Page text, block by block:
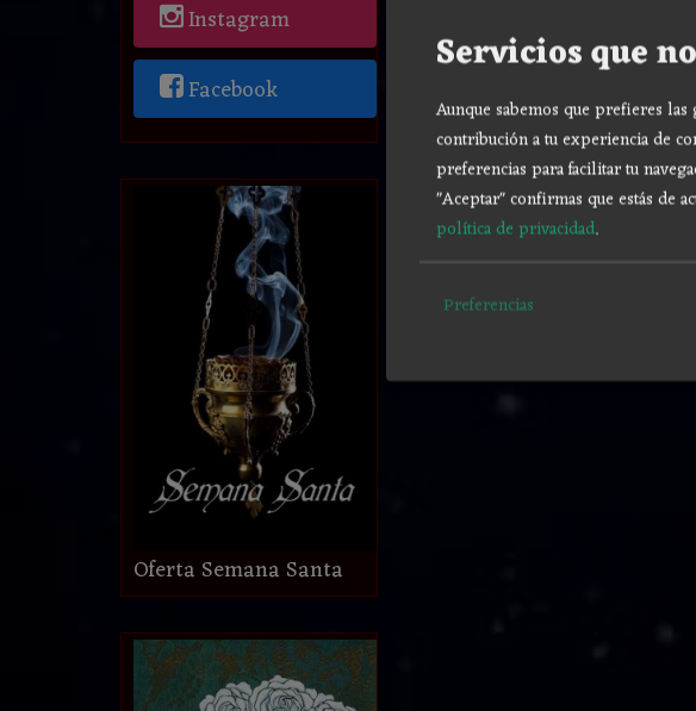
Instagram
Facebook
Oferta Semana Santa
Servicios que
Aunque sabemos que prefieres
contribución a tu experiencia de
preferencias para facilitar tu
"Aceptar" confirmas que estás de
política de privacidad.
Preferencias